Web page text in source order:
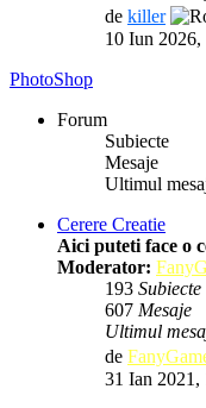
de killer
10 Iun 2026,
PhotoShop
Forum
Subiecte
Mesaje
Ultimul
Cerere Creatie
Aici puteti face o
Moderator:
193 Subiecte
607 Mesaje
Ultimul
de
31 Ian 2021,